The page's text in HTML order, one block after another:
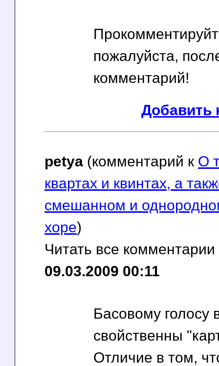
пожалуйста,
комментарий!
Добавить
petya (комментарий к О
квартах и квинтах, а
смешанном и
хоре)
Читать все комментарии
09.03.2009 00:11
Басовому голосу
свойственны
Отличие в том,